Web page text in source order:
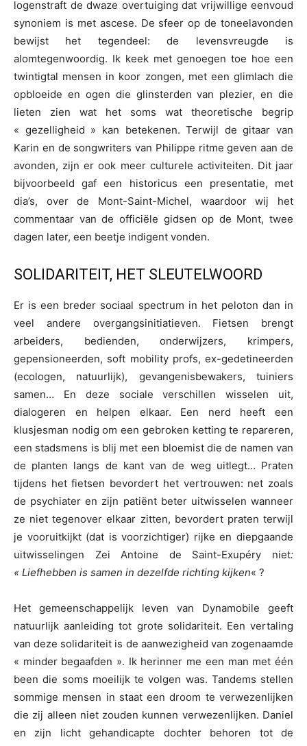
logenstraft de dwaze overtuiging dat vrijwillige eenvoud
synoniem is met ascese. De sfeer op de toneelavonden
bewijst het tegendeel: de levensvreugde is
alomtegenwoordig. Ik keek met genoegen toe hoe een
twintigtal mensen in koor zongen, met een glimlach die
opbloeide en ogen die glinsterden van plezier, en die
lieten zien wat het soms wat theoretische begrip
« gezelligheid » kan betekenen. Terwijl de gitaar van
Karin en de songwriters van Philippe ritme geven aan de
avonden, zijn er ook meer culturele activiteiten. Dit jaar
bijvoorbeeld gaf een historicus een presentatie, met
dia’s, over de Mont-Saint-Michel, waardoor wij het
commentaar van de officiële gidsen op de Mont, twee
dagen later, een beetje indigent vonden.
SOLIDARITEIT, HET SLEUTELWOORD
Er is een breder sociaal spectrum in het peloton dan in
veel andere overgangsinitiatieven. Fietsen brengt
arbeiders, bedienden, onderwijzers, krimpers,
gepensioneerden, soft mobility profs, ex-gedetineerden
(ecologen, natuurlijk), gevangenisbewakers, tuiniers
samen… En deze sociale verschillen wisselen uit,
dialogeren en helpen elkaar. Een nerd heeft een
klusjesman nodig om een gebroken ketting te repareren,
een stadsmens is blij met een bloemist die de namen van
de planten langs de kant van de weg uitlegt… Praten
tijdens het fietsen bevordert het vertrouwen: net zoals
de psychiater en zijn patiënt beter uitwisselen wanneer
ze niet tegenover elkaar zitten, bevordert praten terwijl
je vooruitkijkt (dat is voorzichtiger) rijke en diepgaande
uitwisselingen Zei Antoine de Saint-Exupéry niet:
« Liefhebben is samen in dezelfde richting kijken« ?
Het gemeenschappelijk leven van Dynamobile geeft
natuurlijk aanleiding tot grote solidariteit. Een vertaling
van deze solidariteit is de aanwezigheid van zogenaamde
« minder begaafden ». Ik herinner me een man met één
been die soms moeilijk te volgen was. Tandems stellen
sommige mensen in staat een droom te verwezenlijken
die zij alleen niet zouden kunnen verwezenlijken. Daniel
en zijn licht gehandicapte dochter behoren tot de